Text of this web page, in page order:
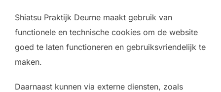
Shiatsu Praktijk Deurne maakt gebruik van
functionele en technische cookies om de website
goed te laten functioneren en gebruiksvriendelijk te
maken.
Daarnaast kunnen via externe diensten, zoals